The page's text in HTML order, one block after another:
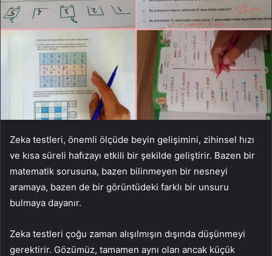
Zeka testleri, önemli ölçüde beyin gelişimini, zihinsel hızı
ve kısa süreli hafızayı etkili bir şekilde geliştirir. Bazen bir
matematik sorusuna, bazen bilinmeyen bir nesneyi
aramaya, bazen de bir görüntüdeki farklı bir unsuru
bulmaya dayanır.
Zeka testleri çoğu zaman alışılmışın dışında düşünmeyi
gerektirir. Gözümüz, tamamen aynı olan ancak küçük